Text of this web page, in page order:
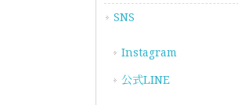
SNS
Instagram
公式LINE